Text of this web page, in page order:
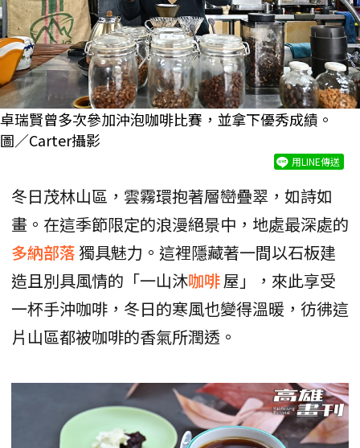
卓瑞賢曾多次參加沖泡咖啡比賽，並拿下優秀成績。
圖／Carter攝影
用LINE傳送
冬日茂林山區，雲霧環抱著層巒疊翠，如詩如
畫。在這季節限定的浪漫絕景中，地處最深處的
多納部落 獨具魅力。這裡隱藏著一間以石板建
造且別具風情的「一山沐咖啡屋」，來此享受
一杯手沖咖啡，冬日的寒風也變得溫暖，彷彿這
片山區都被咖啡的香氣所潤透。